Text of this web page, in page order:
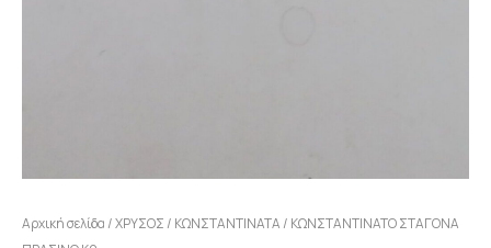
Αρχική σελίδα /ΧΡΥΣΟΣ / ΚΩΝΣΤΑΝΤΙΝΑΤΑ / ΚΩΝΣΤΑΝΤΙΝΑΤΟ ΣΤΑΓΟΝΑ